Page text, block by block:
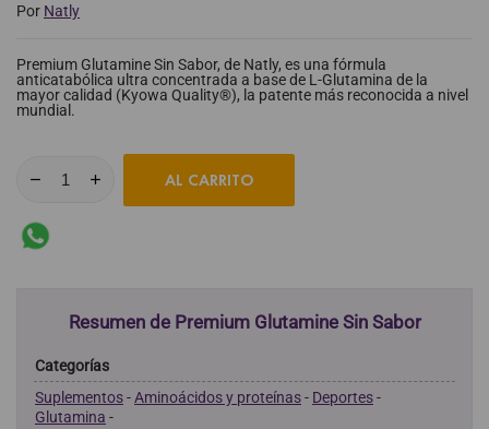
Por Natly
Premium Glutamine Sin Sabor, de Natly, es una fórmula
anticatabólica ultra concentrada a base de L-Glutamina de la
mayor calidad (Kyowa Quality®), la patente más reconocida a nivel
mundial.
AL CARRITO
Resumen de Premium Glutamine Sin Sabor
Categorías
Suplementos-Aminoácidos y proteínas- Deportes-
Glutamina -